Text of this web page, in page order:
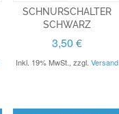
SCHNURSCHALTER
SCHWARZ
3,50 €
Inkl. 19% MwSt., zzgl. Versand